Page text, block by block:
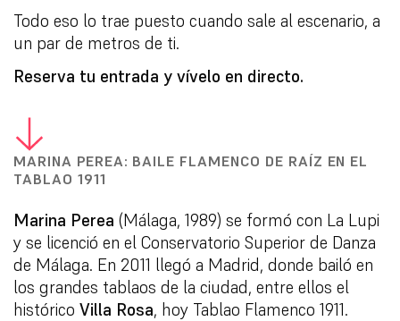
Todo eso lo trae puesto cuando sale al escenario, a
un par de metros de ti.
Reserva tu entrada y vívelo en directo.
MARINA PEREA: BAILE FLAMENCO DE RAÍZ EN EL
TABLAO 1911
Marina Perea (Málaga, 1989) se formó con La Lupi
y se licenció en el Conservatorio Superior de Danza
de Málaga. En 2011 llegó a Madrid, donde bailó en
los grandes tablaos de la ciudad, entre ellos el
histórico Villa Rosa, hoy Tablao Flamenco 1911.